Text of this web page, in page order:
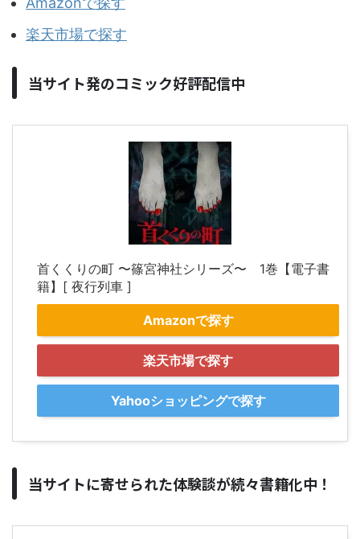
楽天市場で探す
当サイト発のコミック好評配信中
首くくりの町 〜篠宮神社シリーズ〜 1巻【電子書
籍】[ 夜行列車 ]
Amazonで探す
楽天市場で探す
Yahooショッピングで探す
当サイトに寄せられた体験談が続々書籍化中！